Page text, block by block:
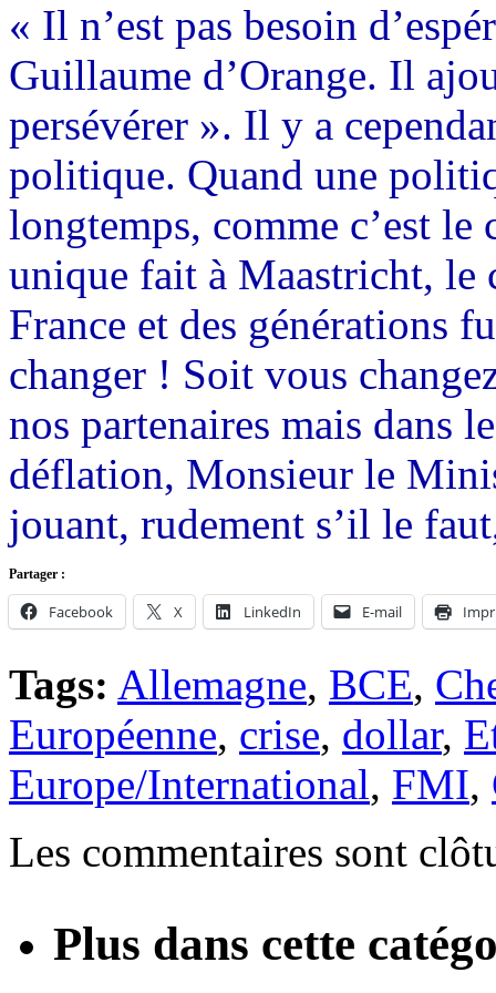
« Il n’est pas besoin
Guillaume d’Orange. Il
persévérer ». Il y a
politique. Quand une
longtemps, comme c’est
unique fait à Maastricht, le
France et des générations
changer ! Soit vous
nos partenaires mais dans
déflation, Monsieur le
jouant, rudement s’il le
Partager :
Facebook X LinkedIn E-mail
Tags: Allemagne, BCE,
Européenne, crise, dollar,
Europe/International, FMI,
Les commentaires sont
Plus dans cette